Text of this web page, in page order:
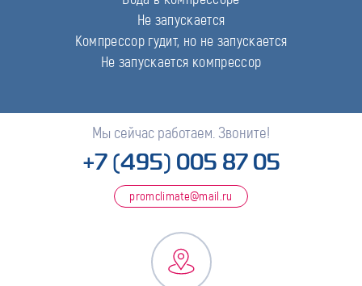
Не запускается
Компрессор гудит, но не запускается
Не запускается компрессор
Мы сейчас работаем. Звоните!
+7 (495) 005 87 05
promclimate@mail.ru